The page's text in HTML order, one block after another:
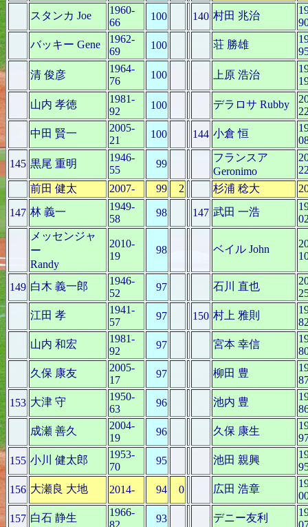
スタンカ Joe
1960-
66
100 140 村田 兆治
バッキー Gene
1962-
69
100 荘 勝雄
清 俊彦
1964-
76
100 上原 浩治
山内 孝徳
1981-
92
100 デラロサ Rubby
中田 賢一
2005-
21
100 144 小倉 恒
145 黒尾 重明
1946-
55
99
フランスア
Geronimo
前田 健太
2007- 99 2 杉浦 稔大
147 林 義一
1949-
58
98 147 武田 一浩
メッセンジャ
ー
Randy
2010-
19
98 ベイル John
149 白木 義一郎
1946-
52
97 石川 直也
江田 孝
1941-
57
97 150 村上 雅則
山内 和宏
1981-
92
97 宮本 幸信
久保 康友
2005-
17
97 柳田 豊
153 大津 守
1950-
63
96 池内 豊
成瀬 善久
2004-
19
96 久保 康生
155 小川 健太郎
1953-
70
95 池田 親興
156 大瀬良 大地 2014- 94 0 広田 浩章
157 白石 静生
1966-
82
93 デニー友利